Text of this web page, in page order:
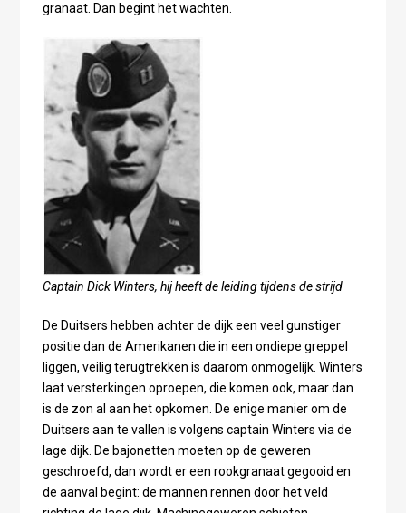
granaat. Dan begint het wachten.
Captain Dick Winters, hij heeft de leiding tijdens de strijd
De Duitsers hebben achter de dijk een veel gunstiger
positie dan de Amerikanen die in een ondiepe greppel
liggen, veilig terugtrekken is daarom onmogelijk. Winters
laat versterkingen oproepen, die komen ook, maar dan
is de zon al aan het opkomen. De enige manier om de
Duitsers aan te vallen is volgens captain Winters via de
lage dijk. De bajonetten moeten op de geweren
geschroefd, dan wordt er een rookgranaat gegooid en
de aanval begint: de mannen rennen door het veld